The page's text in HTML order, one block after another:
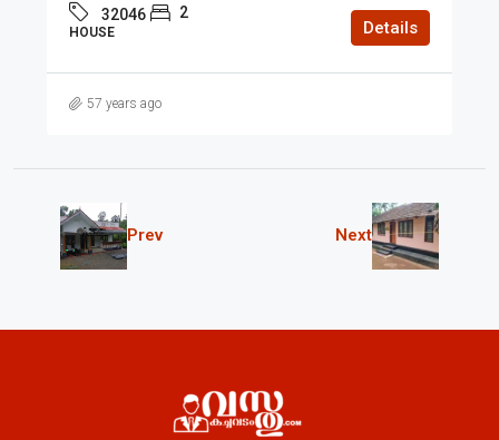
32046 2
HOUSE Details
57 years ago
Prev Next